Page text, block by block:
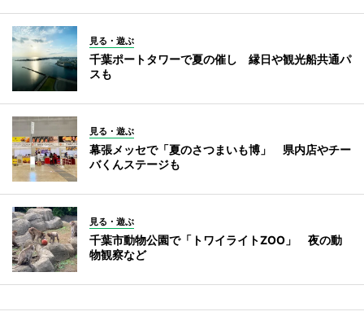
見る・遊ぶ
千葉ポートタワーで夏の催し 縁日や観光船共通パ
スも
見る・遊ぶ
幕張メッセで「夏のさつまいも博」 県内店やチー
バくんステージも
見る・遊ぶ
千葉市動物公園で「トワイライトZOO」 夜の動
物観察など